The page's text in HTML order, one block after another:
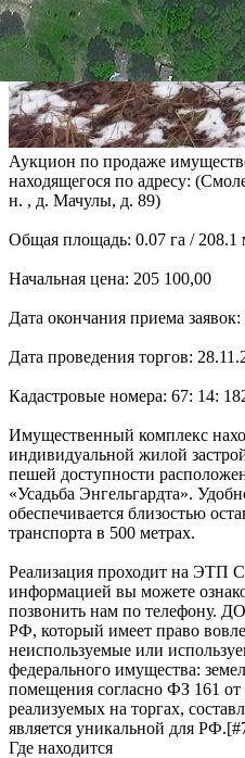
Аукцион по продаже
находящегося по адресу:
н. , д. Мачулы, д. 89)
Общая площадь: 0.07 га / 208.1
Начальная цена: 205 100,00
Дата окончания приема
Дата проведения торгов:
Кадастровые номера: 67: 14:
Имущественный комплекс
индивидуальной жилой
пешей доступности
«Усадьба Энгельгардта».
обеспечивается близостью
транспорта в 500 метрах.
Реализация проходит на ЭТП
информацией вы можете
позвонить нам по телефону.
РФ, который имеет право
неиспользуемые или
федерального имущества:
помещения согласно ФЗ 161 от
реализуемых на торгах,
является уникальной для
Где находится